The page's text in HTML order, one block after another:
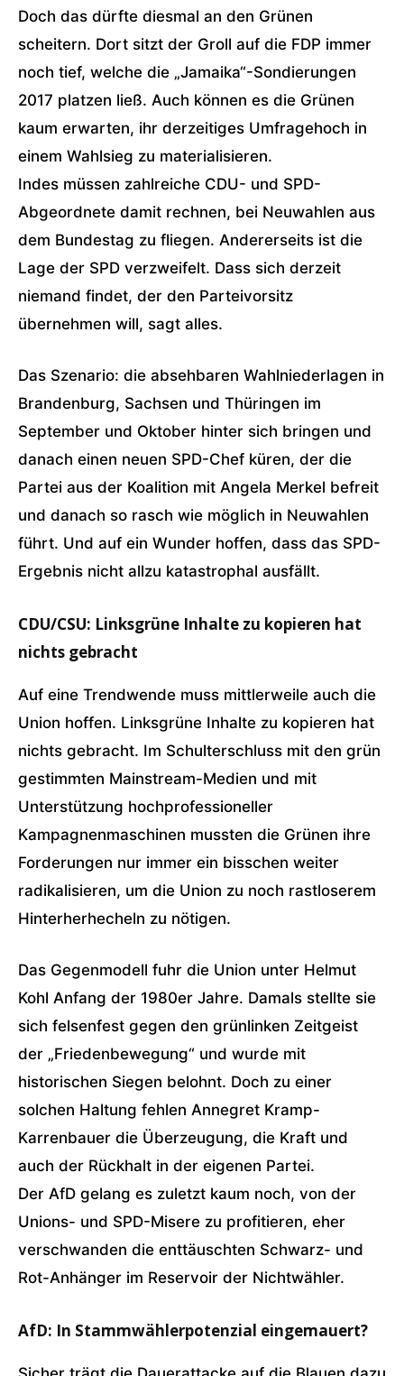
Doch das dürfte diesmal an den Grünen
scheitern. Dort sitzt der Groll auf die FDP immer
noch tief, welche die „Jamaika“-Sondierungen
2017 platzen ließ. Auch können es die Grünen
kaum erwarten, ihr derzeitiges Umfragehoch in
einem Wahlsieg zu materialisieren.
Indes müssen zahlreiche CDU- und SPD-
Abgeordnete damit rechnen, bei Neuwahlen aus
dem Bundestag zu fliegen. Andererseits ist die
Lage der SPD verzweifelt. Dass sich derzeit
niemand findet, der den Parteivorsitz
übernehmen will, sagt alles.
Das Szenario: die absehbaren Wahlniederlagen in
Brandenburg, Sachsen und Thüringen im
September und Oktober hinter sich bringen und
danach einen neuen SPD-Chef küren, der die
Partei aus der Koalition mit Angela Merkel befreit
und danach so rasch wie möglich in Neuwahlen
führt. Und auf ein Wunder hoffen, dass das SPD-
Ergebnis nicht allzu katastrophal ausfällt.
CDU/CSU: Linksgrüne Inhalte zu kopieren hat
nichts gebracht
Auf eine Trendwende muss mittlerweile auch die
Union hoffen. Linksgrüne Inhalte zu kopieren hat
nichts gebracht. Im Schulterschluss mit den grün
gestimmten Mainstream-Medien und mit
Unterstützung hochprofessioneller
Kampagnenmaschinen mussten die Grünen ihre
Forderungen nur immer ein bisschen weiter
radikalisieren, um die Union zu noch rastloserem
Hinterherhecheln zu nötigen.
Das Gegenmodell fuhr die Union unter Helmut
Kohl Anfang der 1980er Jahre. Damals stellte sie
sich felsenfest gegen den grünlinken Zeitgeist
der „Friedenbewegung“ und wurde mit
historischen Siegen belohnt. Doch zu einer
solchen Haltung fehlen Annegret Kramp-
Karrenbauer die Überzeugung, die Kraft und
auch der Rückhalt in der eigenen Partei.
Der AfD gelang es zuletzt kaum noch, von der
Unions- und SPD-Misere zu profitieren, eher
verschwanden die enttäuschten Schwarz- und
Rot-Anhänger im Reservoir der Nichtwähler.
AfD: In Stammwählerpotenzial eingemauert?